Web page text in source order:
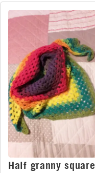
Half granny square